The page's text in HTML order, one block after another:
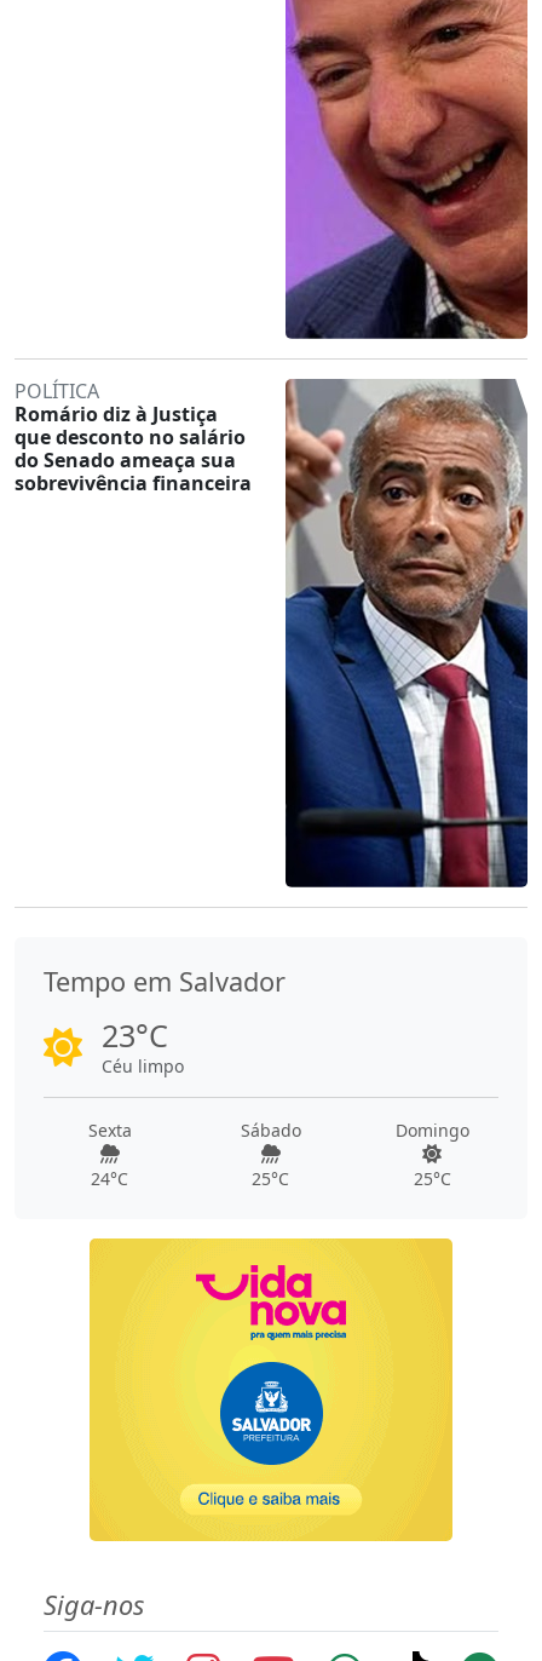
POLÍTICA
Romário diz à Justiça
que desconto no salário
do Senado ameaça sua
sobrevivência financeira
Tempo em Salvador
23°C
Céu limpo
Sexta
24°C
Sábado
25°C
Domingo
25°C
Siga-nos